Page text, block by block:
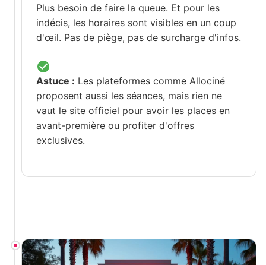
Plus besoin de faire la queue. Et pour les
indécis, les horaires sont visibles en un coup
d'œil. Pas de piège, pas de surcharge d'infos.
Astuce : Les plateformes comme Allociné
proposent aussi les séances, mais rien ne
vaut le site officiel pour avoir les places en
avant-première ou profiter d'offres
exclusives.